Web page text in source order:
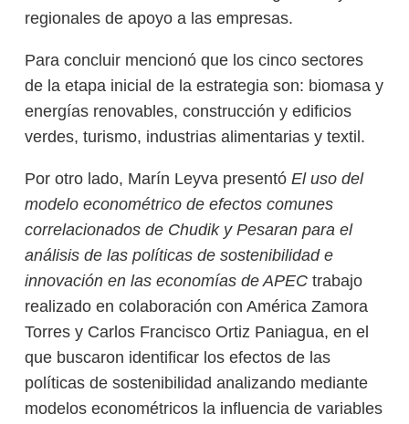
regionales de apoyo a las empresas.
Para concluir mencionó que los cinco sectores
de la etapa inicial de la estrategia son: biomasa y
energías renovables, construcción y edificios
verdes, turismo, industrias alimentarias y textil.
Por otro lado, Marín Leyva presentó El uso del
modelo econométrico de efectos comunes
correlacionados de Chudik y Pesaran para el
análisis de las políticas de sostenibilidad e
innovación en las economías de APEC trabajo
realizado en colaboración con América Zamora
Torres y Carlos Francisco Ortiz Paniagua, en el
que buscaron identificar los efectos de las
políticas de sostenibilidad analizando mediante
modelos econométricos la influencia de variables